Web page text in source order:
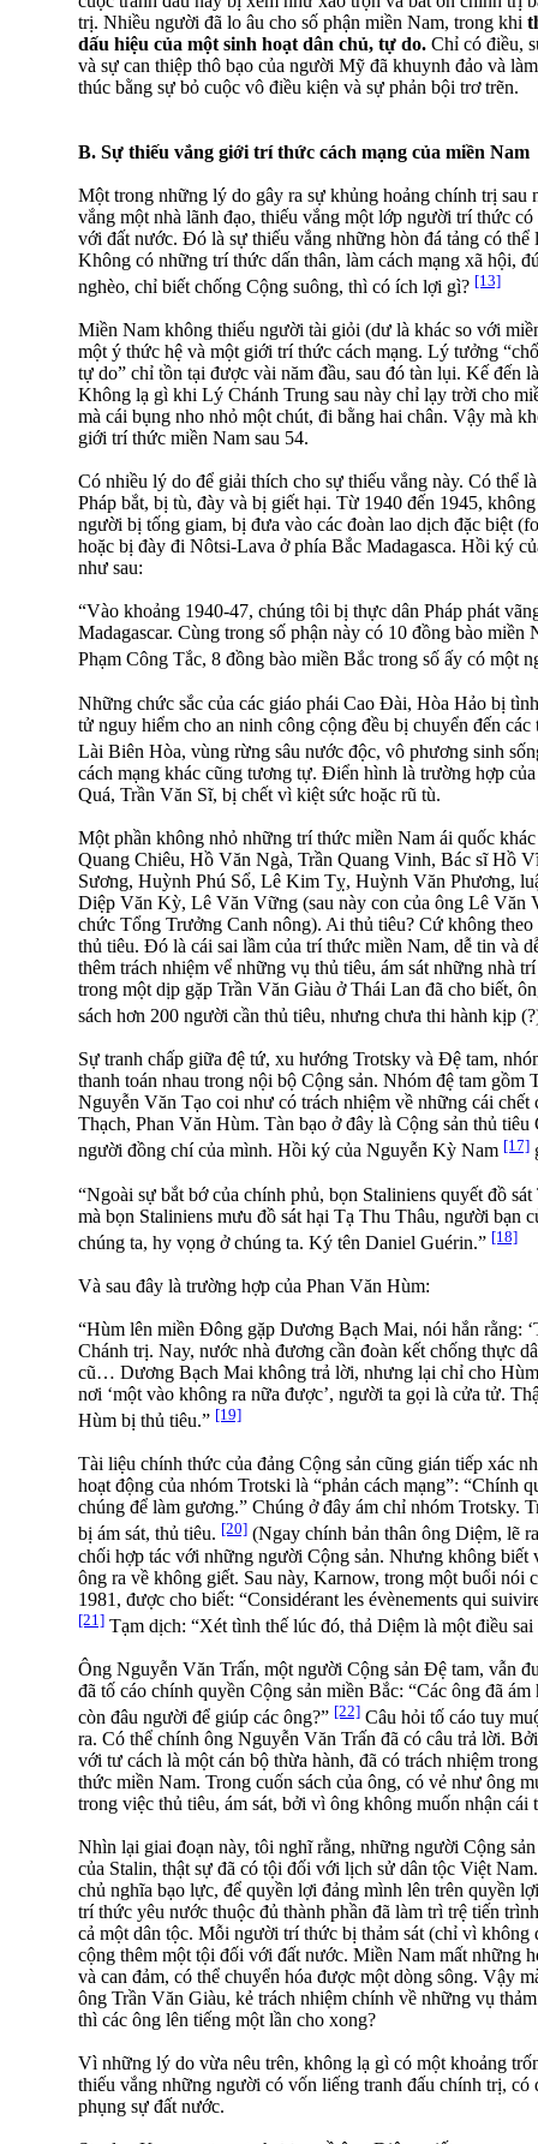
trị. Nhiều người đã lo âu cho số phận miền Nam, trong khi
dấu hiệu của một sinh hoạt dân chủ, tự do. Chỉ có điều,
và sự can thiệp thô bạo của người Mỹ đã khuynh đảo và
thúc bằng sự bỏ cuộc vô điều kiện và sự phản bội trơ trẽn.
B. Sự thiếu vắng giới trí thức cách mạng của miền Nam
Một trong những lý do gây ra sự khủng hoảng chính trị sau
vắng một nhà lãnh đạo, thiếu vắng một lớp người trí thức
với đất nước. Ðó là sự thiếu vắng những hòn đá tảng có thể
Không có những trí thức dấn thân, làm cách mạng xã hội,
nghèo, chỉ biết chống Cộng suông, thì có ích lợi gì? [13]
Miền Nam không thiếu người tài giỏi (dư là khác so với
một ý thức hệ và một giới trí thức cách mạng. Lý tưởng
tự do” chỉ tồn tại được vài năm đầu, sau đó tàn lụi. Kế đến
Không lạ gì khi Lý Chánh Trung sau này chỉ lạy trời cho
mà cái bụng nho nhỏ một chút, đi bằng hai chân. Vậy mà
giới trí thức miền Nam sau 54.
Có nhiều lý do để giải thích cho sự thiếu vắng này. Có thể
Pháp bắt, bị tù, đày và bị giết hại. Từ 1940 đến 1945,
người bị tống giam, bị đưa vào các đoàn lao dịch đặc biệt
hoặc bị đày đi Nôtsi-Lava ở phía Bắc Madagasca. Hồi ký
như sau:
“Vào khoảng 1940-47, chúng tôi bị thực dân Pháp phát
Madagascar. Cùng trong số phận này có 10 đồng bào
Phạm Công Tắc, 8 đồng bào miền Bắc trong số ấy có một
Những chức sắc của các giáo phái Cao Ðài, Hòa Hảo bị
tử nguy hiểm cho an ninh công cộng đều bị chuyển đến
Lài Biên Hòa, vùng rừng sâu nước độc, vô phương sinh
cách mạng khác cũng tương tự. Ðiển hình là trường hợp
Quá, Trần Văn Sĩ, bị chết vì kiệt sức hoặc rũ tù.
Một phần không nhỏ những trí thức miền Nam ái quốc
Quang Chiêu, Hồ Văn Ngà, Trần Quang Vinh, Bác sĩ Hồ
Sương, Huỳnh Phú Sổ, Lê Kim Tỵ, Huỳnh Văn Phương,
Diệp Văn Kỳ, Lê Văn Vững (sau này con của ông Lê Văn
chức Tổng Trưởng Canh nông). Ai thủ tiêu? Cứ không
thủ tiêu. Ðó là cái sai lầm của trí thức miền Nam, dễ tin và
thêm trách nhiệm vể những vụ thủ tiêu, ám sát những nhà
trong một dịp gặp Trần Văn Giàu ở Thái Lan đã cho biết,
sách hơn 200 người cần thủ tiêu, nhưng chưa thi hành kịp
Sự tranh chấp giữa đệ tứ, xu hướng Trotsky và Đệ tam,
thanh toán nhau trong nội bộ Cộng sản. Nhóm đệ tam
Nguyễn Văn Tạo coi như có trách nhiệm về những cái chết
Thạch, Phan Văn Hùm. Tàn bạo ở đây là Cộng sản thủ
người đồng chí của mình. Hồi ký của Nguyễn Kỳ Nam [17]
“Ngoài sự bắt bớ của chính phủ, bọn Staliniens quyết đồ
mà bọn Staliniens mưu đồ sát hại Tạ Thu Thâu, người bạn
chúng ta, hy vọng ở chúng ta. Ký tên Daniel Guérin.” [18]
Và sau đây là trường hợp của Phan Văn Hùm:
“Hùm lên miền Ðông gặp Dương Bạch Mai, nói hắn rằng:
Chánh trị. Nay, nước nhà đương cần đoàn kết chống thực
cũ… Dương Bạch Mai không trả lời, nhưng lại chỉ cho
nơi ‘một vào không ra nữa được’, người ta gọi là cửa tử.
Hùm bị thủ tiêu.” [19]
Tài liệu chính thức của đảng Cộng sản cũng gián tiếp xác
hoạt động của nhóm Trotski là “phản cách mạng”: “Chính
chúng để làm gương.” Chúng ở đây ám chỉ nhóm Trotsky.
bị ám sát, thủ tiêu. [20] (Ngay chính bản thân ông Diệm, lẽ
chối hợp tác với những người Cộng sản. Nhưng không
ông ra về không giết. Sau này, Karnow, trong một buổi nói
1981, được cho biết: “Considérant les évènements qui
[21] Tạm dịch: “Xét tình thế lúc đó, thả Diệm là một điều sai
Ông Nguyễn Văn Trấn, một người Cộng sản Ðệ tam, vẫn
đã tố cáo chính quyền Cộng sản miền Bắc: “Các ông đã
còn đâu người để giúp các ông?” [22] Câu hỏi tố cáo tuy
ra. Có thể chính ông Nguyễn Văn Trấn đã có câu trả lời.
với tư cách là một cán bộ thừa hành, đã có trách nhiệm
thức miền Nam. Trong cuốn sách của ông, có vẻ như ông
trong việc thủ tiêu, ám sát, bởi vì ông không muốn nhận cái
Nhìn lại giai đoạn này, tôi nghĩ rằng, những người Cộng
của Stalin, thật sự đã có tội đối với lịch sử dân tộc Việt
chủ nghĩa bạo lực, để quyền lợi đảng mình lên trên quyền
trí thức yêu nước thuộc đủ thành phần đã làm trì trệ tiến
cả một dân tộc. Mỗi người trí thức bị thảm sát (chỉ vì
cộng thêm một tội đối với đất nước. Miền Nam mất những
và can đảm, có thể chuyển hóa được một dòng sông. Vậy
ông Trần Văn Giàu, kẻ trách nhiệm chính về những vụ
thì các ông lên tiếng một lần cho xong?
Vì những lý do vừa nêu trên, không lạ gì có một khoảng
thiếu vắng những người có vốn liếng tranh đấu chính trị, có
phụng sự đất nước.